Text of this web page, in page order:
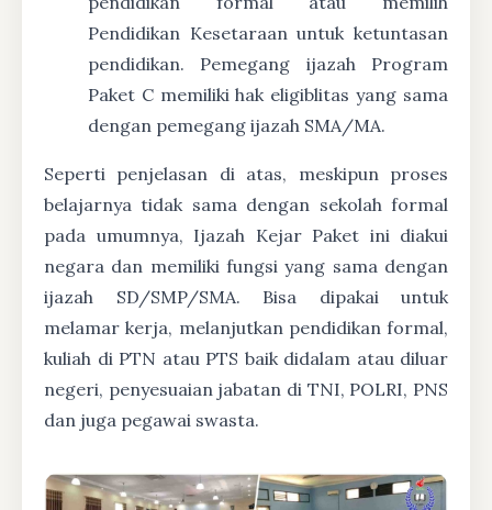
Pendidikan Kesetaraan untuk ketuntasan
pendidikan. Pemegang ijazah Program
Paket C memiliki hak eligiblitas yang sama
dengan pemegang ijazah SMA/MA.
Seperti penjelasan di atas, meskipun proses
belajarnya tidak sama dengan sekolah formal
pada umumnya, Ijazah Kejar Paket ini diakui
negara dan memiliki fungsi yang sama dengan
ijazah SD/SMP/SMA. Bisa dipakai untuk
melamar kerja, melanjutkan pendidikan formal,
kuliah di PTN atau PTS baik didalam atau diluar
negeri, penyesuaian jabatan di TNI, POLRI, PNS
dan juga pegawai swasta.